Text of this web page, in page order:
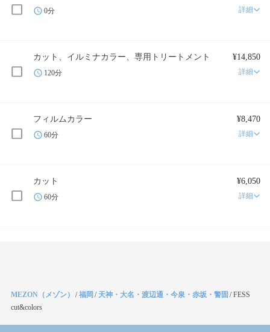
0分 詳細
カット、イルミナカラー、専用トリートメント ¥14,850
120分 詳細
フィルムカラー ¥8,470
60分 詳細
カット ¥6,050
60分 詳細
MEZON（メゾン） /福岡 / 天神・大名・渡辺通・今泉・赤坂・警固 /FESS
cut&colors